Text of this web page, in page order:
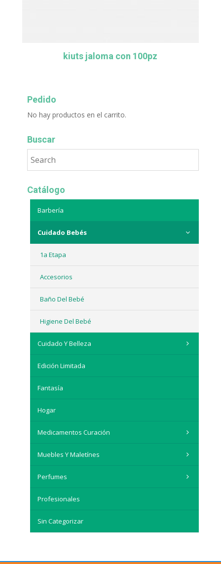
kiuts jaloma con 100pz
Pedido
No hay productos en el carrito.
Buscar
Catálogo
Barbería
Cuidado Bebés
1a Etapa
Accesorios
Baño Del Bebé
Higiene Del Bebé
Cuidado Y Belleza
Edición Limitada
Fantasía
Hogar
Medicamentos Curación
Muebles Y Maletínes
Perfumes
Profesionales
Sin Categorizar